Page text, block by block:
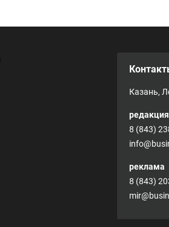
Казань,
редакция
8 (843)
реклама
8 (843)